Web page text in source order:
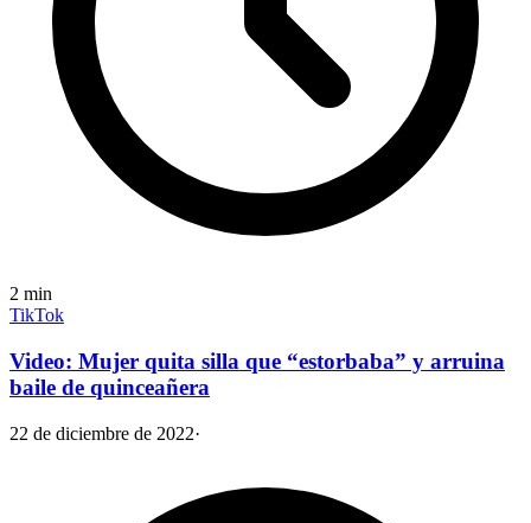
2 min
TikTok
Video: Mujer quita silla que “estorbaba” y arruina
baile de quinceañera
22 de diciembre de 2022·